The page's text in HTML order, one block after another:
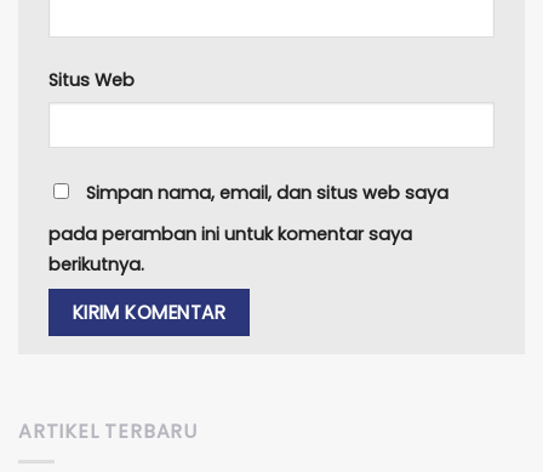
Situs Web
Simpan nama, email, dan situs web saya
pada peramban ini untuk komentar saya
berikutnya.
ARTIKEL TERBARU